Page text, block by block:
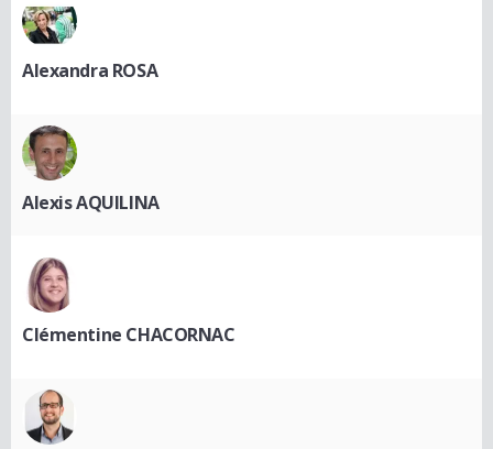
Alexandra ROSA
Alexis AQUILINA
Clémentine CHACORNAC